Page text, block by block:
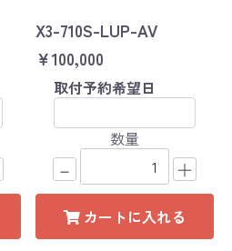
X3-710S-LUP-AV
￥100,000
取付予約希望日
数量
－ ＋
カートに入れる